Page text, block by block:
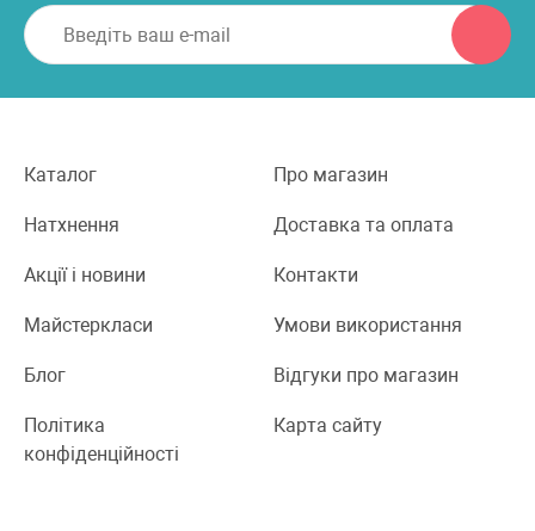
Каталог Про магазин
Натхнення Доставка та оплата
Акції і новини Контакти
Майстеркласи Умови використання
Блог Відгуки про магазин
Політика
конфіденційності
Карта сайту